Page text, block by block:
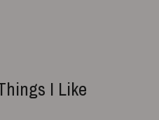
I Like